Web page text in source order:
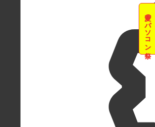
夏のパソコン祭